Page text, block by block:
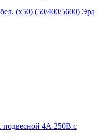
(х50) (50/400/5600) Эра